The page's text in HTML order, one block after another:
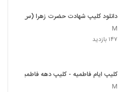
دانلود کلیپ شهادت حضرت زهرا (س)
M
۱۴۷ بازدید
کلیپ ایام فاطمیه - کلیپ دهه فاطمیه
M